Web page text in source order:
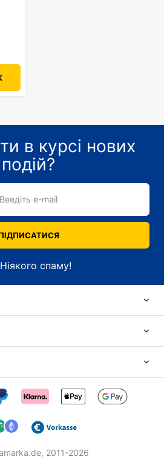
в курсі нових
подій?
Введіть e-mail
Ніякого спаму!
2011-2026